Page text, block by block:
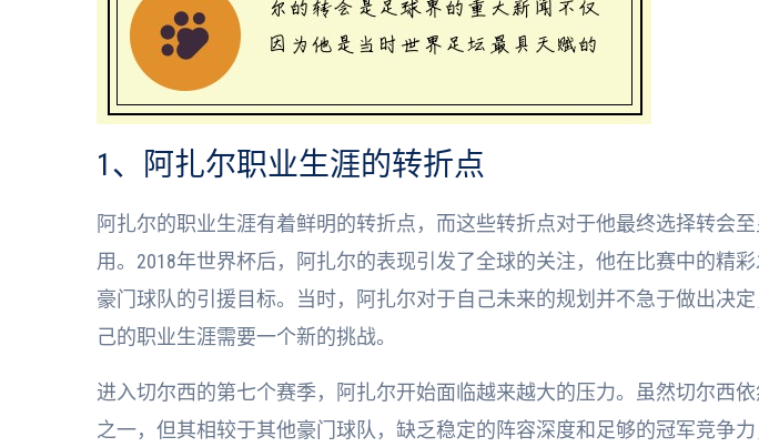
1、阿扎尔职业生涯的转折点
阿扎尔的职业生涯有着鲜明的转折点，而这些转折点对于他最终选择转会
用。2018年世界杯后，阿扎尔的表现引发了全球的关注，他在比赛中的精
豪门球队的引援目标。当时，阿扎尔对于自己未来的规划并不急于做出决
己的职业生涯需要一个新的挑战。
进入切尔西的第七个赛季，阿扎尔开始面临越来越大的压力。虽然切尔西
之一，但其相较于其他豪门球队，缺乏稳定的阵容深度和足够的冠军竞争